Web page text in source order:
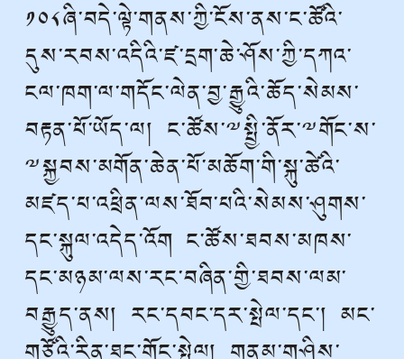
༡༠༨ཞི་བདེ་ལྟེ་གནས་ཀྱི་ངོས་ནས་ང་ཚོའི་
དུས་རབས་འདིའི་ཛ་དྲག་ཆེ་ཤོས་ཀྱི་དཀའ་
ངལ་ཁག་ལ་གདོང་ལེན་བྱ་རྒྱུའི་ཆོད་སེམས་
བརྟན་པོ་ཡོད་ལ། ང་ཚོས་༸སྤྱི་ནོར་༸གོང་ས་
༸སྐྱབས་མགོན་ཆེན་པོ་མཆོག་གི་སྐུ་ཚེའི་
མཛད་པ་འཕྲིན་ལས་ཐོབ་པའི་སེམས་ཤུགས་
དང་སྐུལ་འདེད་འོག ང་ཚོས་ཐབས་མཁས་
དང་མཉམ་ལས་རང་བཞིན་གྱི་ཐབས་ལམ་
བརྒྱུད་ནས། རང་དབང་དར་སྤེལ་དང་། མང་